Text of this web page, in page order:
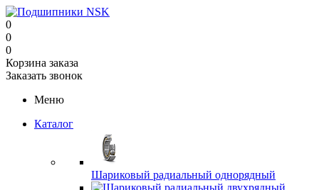
0
0
0
Корзина заказа
Заказать звонок
Меню
Каталог
Шариковый радиальный однорядный